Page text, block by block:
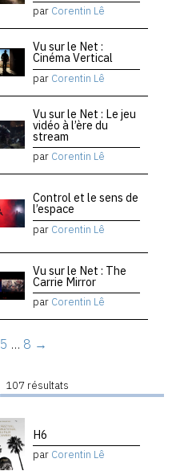
par Corentin Lê
Vu sur le Net :
Cinéma Vertical
par Corentin Lê
Vu sur le Net : Le jeu
vidéo à l’ère du
stream
par Corentin Lê
Control et le sens de
l’espace
par Corentin Lê
Vu sur le Net : The
Carrie Mirror
par Corentin Lê
5 … 8 →
107 résultats
H6
par Corentin Lê